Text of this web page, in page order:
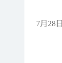
7月28日